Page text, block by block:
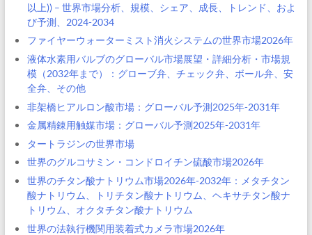
以上)) – 世界市場分析、規模、シェア、成長、トレンド、およ
び予測、2024-2034
ファイヤーウォーターミスト消火システムの世界市場2026年
液体水素用バルブのグローバル市場展望・詳細分析・市場規
模（2032年まで）：グローブ弁、チェック弁、ボール弁、安
全弁、その他
非架橋ヒアルロン酸市場：グローバル予測2025年-2031年
金属精錬用触媒市場：グローバル予測2025年-2031年
タートラジンの世界市場
世界のグルコサミン・コンドロイチン硫酸市場2026年
世界のチタン酸ナトリウム市場2026年-2032年：メタチタン
酸ナトリウム、トリチタン酸ナトリウム、ヘキサチタン酸ナ
トリウム、オクタチタン酸ナトリウム
世界の法執行機関用装着式カメラ市場2026年